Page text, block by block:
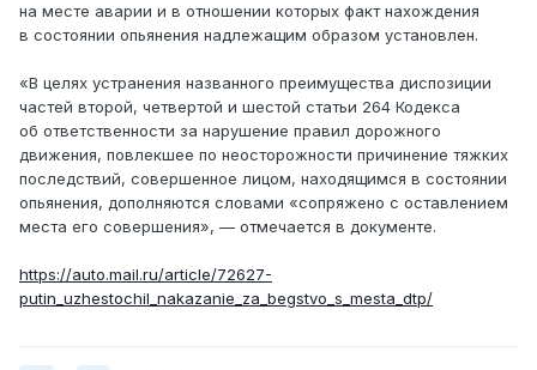
на месте аварии и в отношении которых факт нахождения
в состоянии опьянения надлежащим образом установлен.
«В целях устранения названного преимущества диспозиции
частей второй, четвертой и шестой статьи 264 Кодекса
об ответственности за нарушение правил дорожного
движения, повлекшее по неосторожности причинение тяжких
последствий, совершенное лицом, находящимся в состоянии
опьянения, дополняются словами «сопряжено с оставлением
места его совершения», — отмечается в документе.
https://auto.mail.ru/article/72627-
putin_uzhestochil_nakazanie_za_begstvo_s_mesta_dtp/